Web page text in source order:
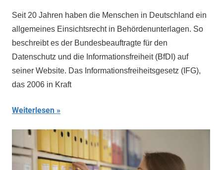
Seit 20 Jahren haben die Menschen in Deutschland ein
allgemeines Einsichtsrecht in Behördenunterlagen. So
beschreibt es der Bundesbeauftragte für den
Datenschutz und die Informationsfreiheit (BfDI) auf
seiner Website. Das Informationsfreiheitsgesetz (IFG),
das 2006 in Kraft
Weiterlesen